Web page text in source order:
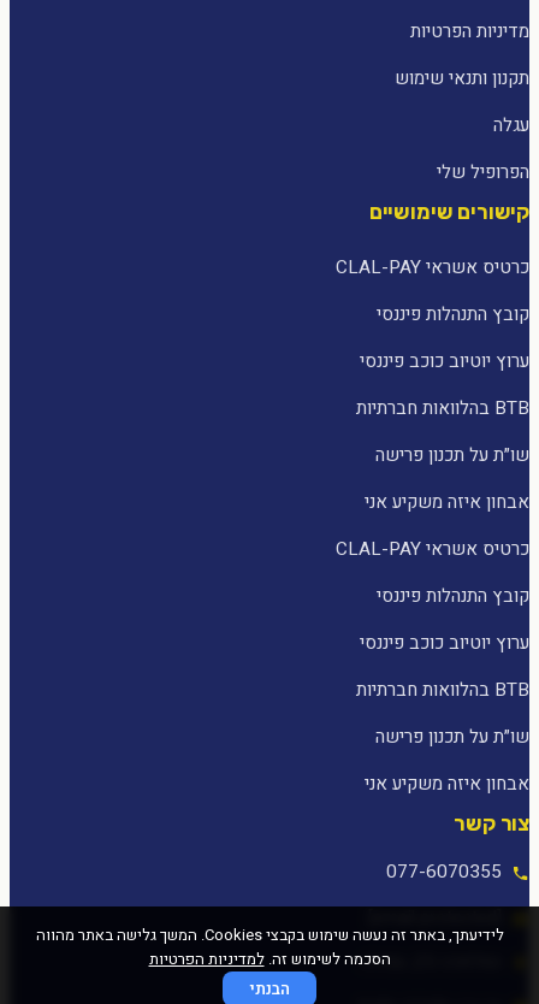
מדיניות הפרטיות
תקנון ותנאי שימוש
עגלה
הפרופיל שלי
קישורים שימושיים
כרטיס אשראי CLAL-PAY
קובץ התנהלות פיננסי
ערוץ יוטיוב כוכב פיננסי
BTB בהלוואות חברתיות
שו״ת על תכנון פרישה
אבחון איזה משקיע אני
כרטיס אשראי CLAL-PAY
קובץ התנהלות פיננסי
ערוץ יוטיוב כוכב פיננסי
BTB בהלוואות חברתיות
שו״ת על תכנון פרישה
אבחון איזה משקיע אני
צור קשר
077-6070355
לידיעתך, באתר זה נעשה שימוש בקבצי Cookies. המשך גלישה באתר מהווה
הסכמה לשימוש זה.למדיניות הפרטיות
הבנתי